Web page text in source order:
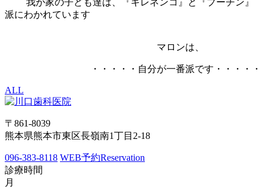
派にわかれています
マロンは、
・・・・・自分が一番派です・・・・・
ALL
〒861-8039
熊本県熊本市東区長嶺南1丁目2-18
096-383-8118 WEB予約Reservation
診療時間
月